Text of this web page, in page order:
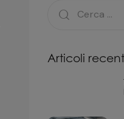
Articoli